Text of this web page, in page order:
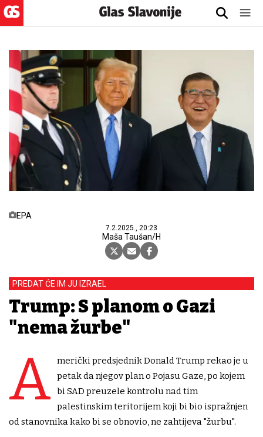
EPA
7.2.2025., 20:23
Maša Taušan/H
PREDAT ĆE IM JU IZRAEL
Trump: S planom o Gazi
"nema žurbe"
A
merički predsjednik Donald Trump rekao je u
petak da njegov plan o Pojasu Gaze, po kojem
bi SAD preuzele kontrolu nad tim
palestinskim teritorijem koji bi bio ispražnjen
od stanovnika kako bi se obnovio, ne zahtijeva "žurbu".